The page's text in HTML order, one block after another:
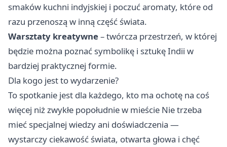
smaków kuchni indyjskiej i poczuć aromaty, które od
razu przenoszą w inną część świata.
Warsztaty kreatywne– twórcza przestrzeń, w której
będzie można poznać symbolikę i sztukę Indii w
bardziej praktycznej formie.
Dla kogo jest to wydarzenie?
To spotkanie jest dla każdego, kto ma ochotę na coś
więcej niż zwykłe popołudnie w mieście Nie trzeba
mieć specjalnej wiedzy ani doświadczenia —
wystarczy ciekawość świata, otwarta głowa i chęć